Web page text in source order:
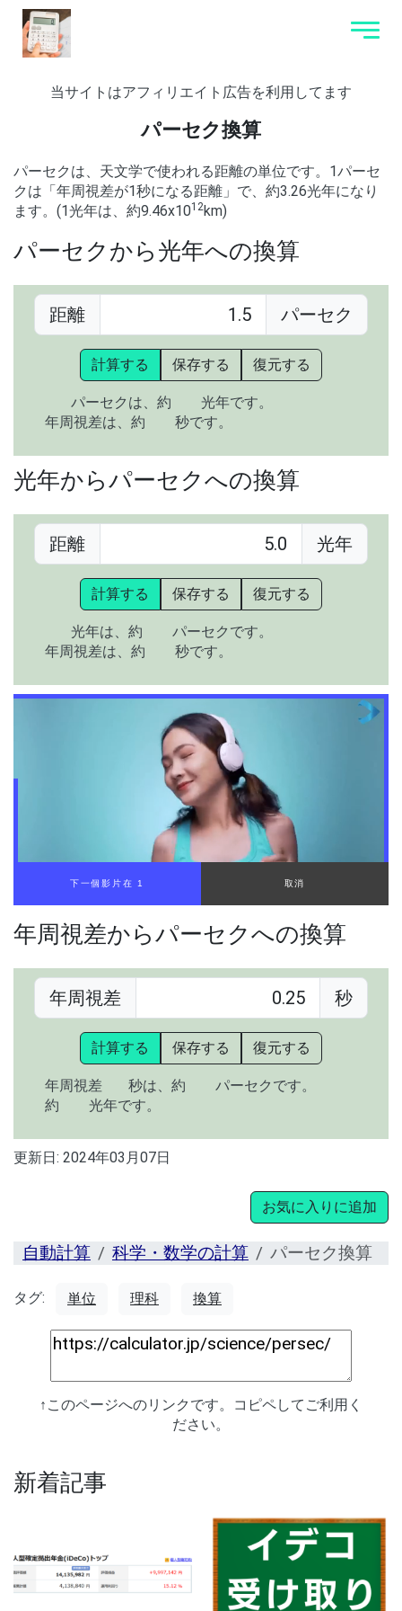
当サイトはアフィリエイト広告を利用してます
パーセク換算
パーセクは、天文学で使われる距離の単位です。1パーセ
クは「年周視差が1秒になる距離」で、約3.26光年になり
ます。(1光年は、約9.46x1012km)
パーセクから光年への換算
距離 パーセク
計算する 保存する 復元する
パーセクは、約
光年です。
年周視差は、約
秒です。
光年からパーセクへの換算
距離 光年
計算する 保存する 復元する
光年は、約
パーセクです。
年周視差は、約
秒です。
00:00 / 01:05
年周視差からパーセクへの換算
年周視差 秒
計算する 保存する 復元する
年周視差 秒は、約
パーセクです。
約
光年です。
更新日: 2024年03月07日
お気に入りに追加
自動計算 科学・数学の計算 パーセク換算
タグ: 単位 理科 換算
↑このページへのリンクです。コピペしてご利用く
ださい。
新着記事